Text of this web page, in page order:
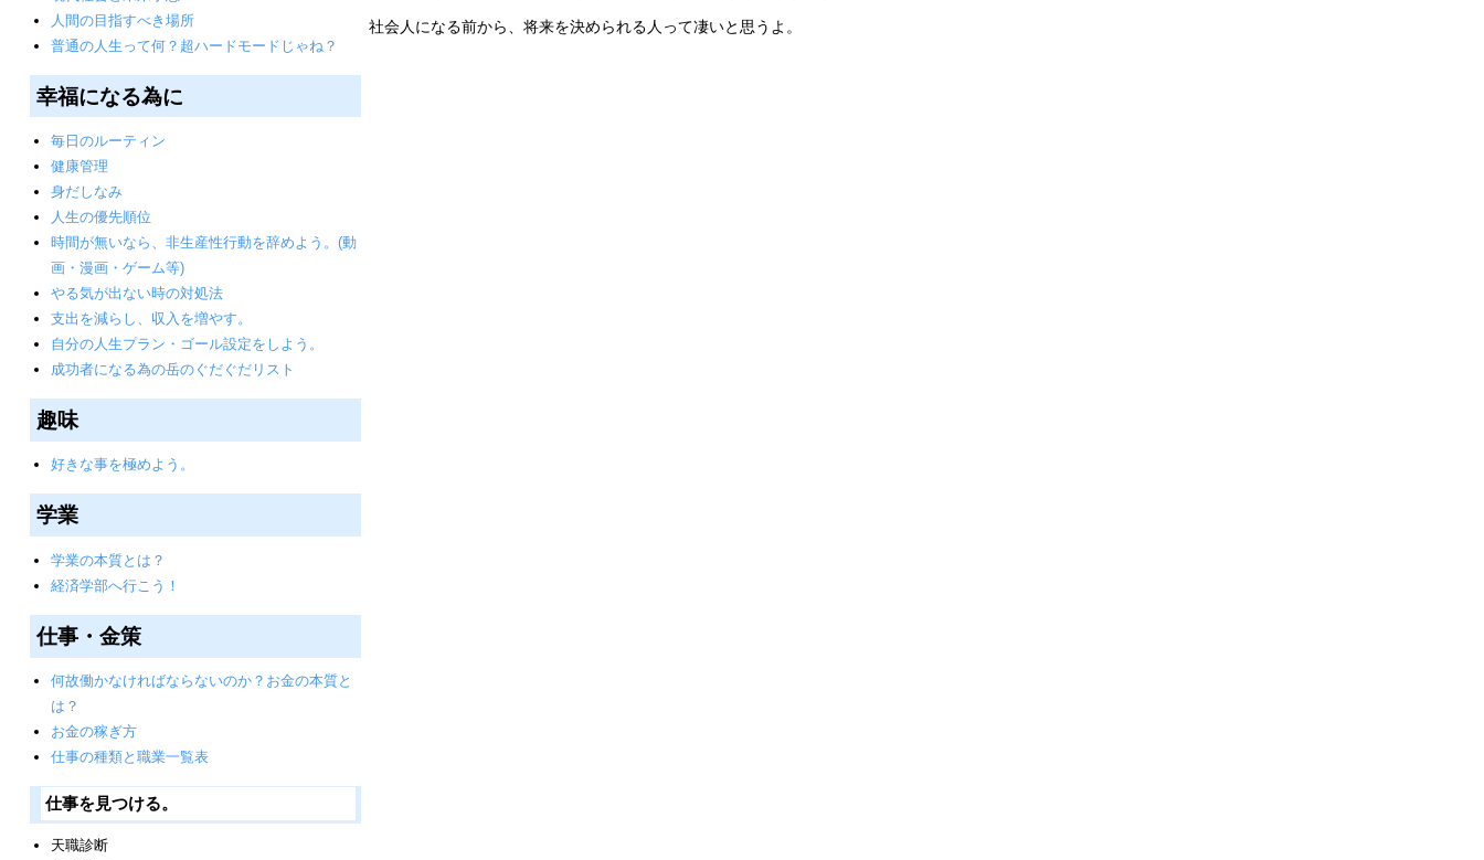
社会人になる前から、将来を決められる人って凄いと思うよ。
人間の目指すべき場所
普通の人生って何？超ハードモードじゃね？
幸福になる為に
毎日のルーティン
健康管理
身だしなみ
人生の優先順位
時間が無いなら、非生産性行動を辞めよう。(動
画・漫画・ゲーム等)
やる気が出ない時の対処法
支出を減らし、収入を増やす。
自分の人生プラン・ゴール設定をしよう。
成功者になる為の岳のぐだぐだリスト
趣味
好きな事を極めよう。
学業
学業の本質とは？
経済学部へ行こう！
仕事・金策
何故働かなければならないのか？お金の本質と
は？
お金の稼ぎ方
仕事の種類と職業一覧表
仕事を見つける。
天職診断